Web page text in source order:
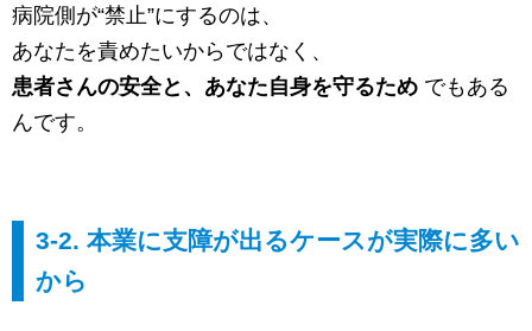
病院側が“禁止”にするのは、
あなたを責めたいからではなく、
患者さんの安全と、あなた自身を守るため でもある
んです。
3-2. 本業に支障が出るケースが実際に多い
から